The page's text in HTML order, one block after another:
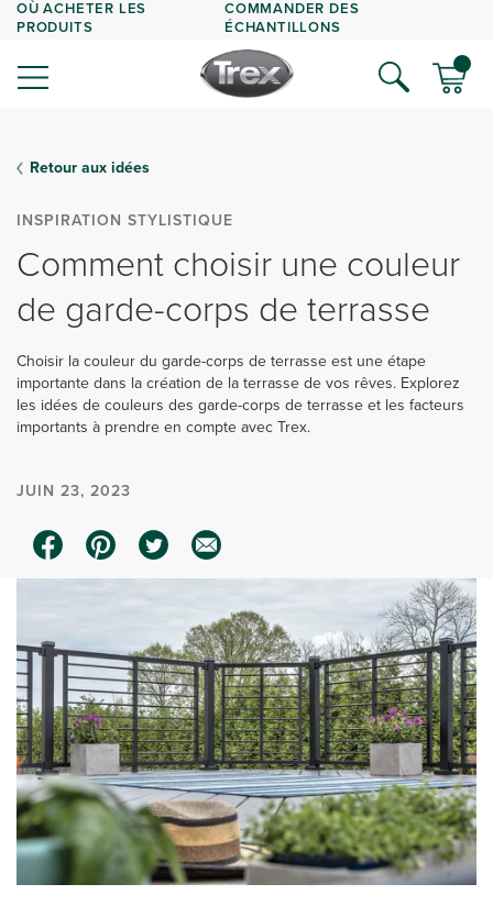
OÙ ACHETER LES
PRODUITS
COMMANDER DES
ÉCHANTILLONS
Retour aux idées
INSPIRATION STYLISTIQUE
Comment choisir une couleur
de garde-corps de terrasse
Choisir la couleur du garde-corps de terrasse est une étape
importante dans la création de la terrasse de vos rêves. Explorez
les idées de couleurs des garde-corps de terrasse et les facteurs
importants à prendre en compte avec Trex.
JUIN 23, 2023